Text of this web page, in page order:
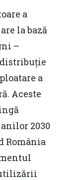
a
la bază
–
a
Aceste
2030
România